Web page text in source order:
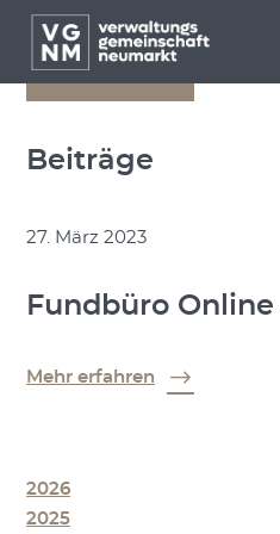
Menü überspringen
Menü überspringen
Beiträge
27. März 2023
Fundbüro
Mehr erfahren
2026
2025